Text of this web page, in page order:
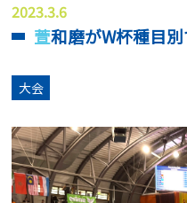
2023.3.6
萱和磨がW杯種目
大会